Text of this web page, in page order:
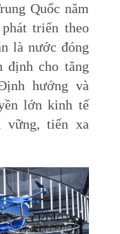
Quốc năm
triển theo
là nước đóng
định cho tăng
hướng và
lớn kinh tế
vững, tiến xa